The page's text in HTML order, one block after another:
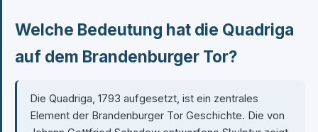
Welche Bedeutung hat die Quadriga
auf dem Brandenburger Tor?
Die Quadriga, 1793 aufgesetzt, ist ein zentrales
Element der Brandenburger Tor Geschichte. Die von